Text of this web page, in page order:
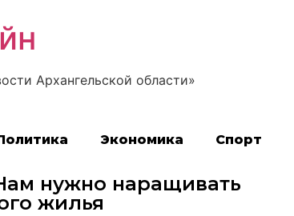
Архангельской области»
Экономика Спорт
нужно наращивать
жилья